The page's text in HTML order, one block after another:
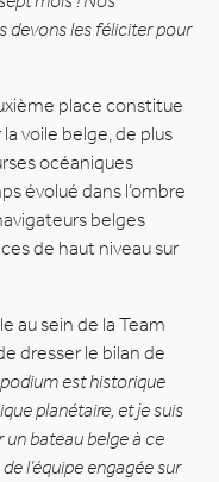
devons les féliciter pour
place constitue
voile belge, de plus
océaniques
évolué dans l’ombre
belges
de haut niveau sur
au sein de la Team
dresser le bilan de
podium est historique
planétaire, et je suis
bateau belge à ce
l’équipe engagée sur